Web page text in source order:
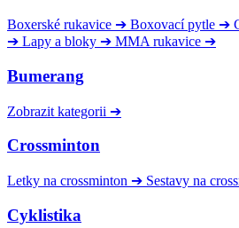
Boxerské rukavice ➔ Boxovací pytle ➔
➔ Lapy a bloky ➔ MMA rukavice ➔
Bumerang
Zobrazit kategorii ➔
Crossminton
Letky na crossminton ➔ Sestavy na
Cyklistika